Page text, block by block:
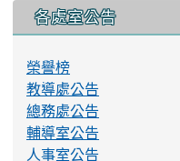
各處室公告
榮譽榜
教導處公告
總務處公告
輔導室公告
人事室公告